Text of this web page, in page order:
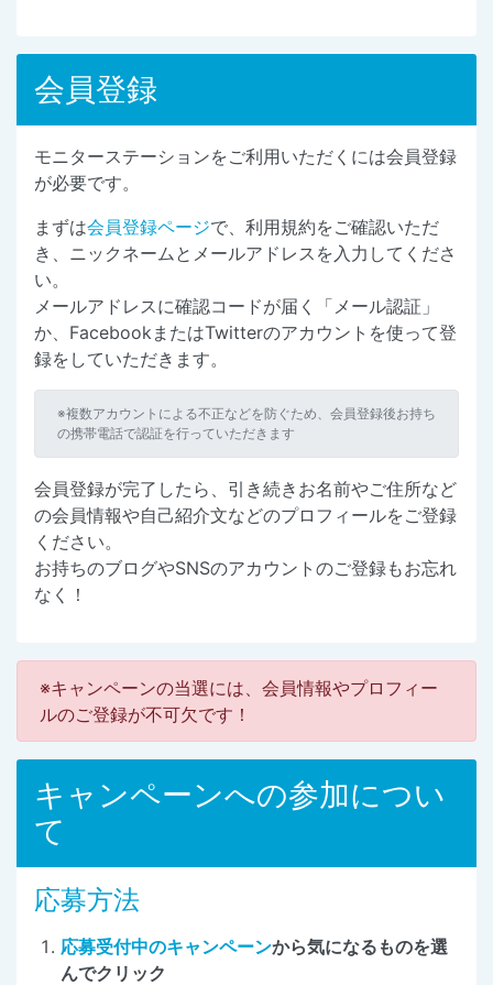
会員登録
モニターステーションをご利用いただくには会員登録
が必要です。
まずは会員登録ページで、利用規約をご確認いただ
き、ニックネームとメールアドレスを入力してくださ
い。
メールアドレスに確認コードが届く「メール認証」
か、FacebookまたはTwitterのアカウントを使って登
録をしていただきます。
※複数アカウントによる不正などを防ぐため、会員登録後お持ち
の携帯電話で認証を行っていただきます
会員登録が完了したら、引き続きお名前やご住所など
の会員情報や自己紹介文などのプロフィールをご登録
ください。
お持ちのブログやSNSのアカウントのご登録もお忘れ
なく！
※キャンペーンの当選には、会員情報やプロフィー
ルのご登録が不可欠です！
キャンペーンへの参加につい
て
応募方法
応募受付中のキャンペーンから気になるものを選
んでクリック